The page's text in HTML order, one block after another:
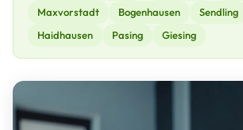
Maxvorstadt
Bogenhausen Sendling
Haidhausen
Pasing Giesing